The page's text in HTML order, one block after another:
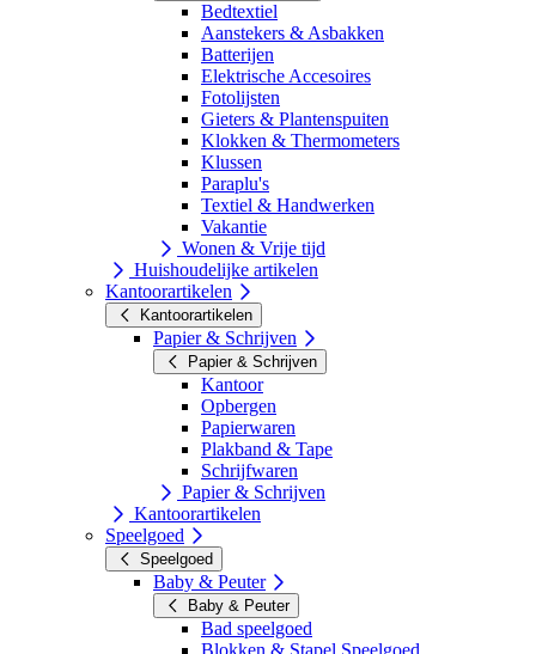
Bedtextiel
Aanstekers & Asbakken
Batterijen
Elektrische Accesoires
Fotolijsten
Gieters & Plantenspuiten
Klokken & Thermometers
Klussen
Paraplu's
Textiel & Handwerken
Vakantie
Wonen & Vrije tijd
Huishoudelijke artikelen
Kantoorartikelen
Kantoorartikelen
Papier & Schrijven
Papier & Schrijven
Kantoor
Opbergen
Papierwaren
Plakband & Tape
Schrijfwaren
Papier & Schrijven
Kantoorartikelen
Speelgoed
Speelgoed
Baby & Peuter
Baby & Peuter
Bad speelgoed
Blokken & Stapel Speelgoed